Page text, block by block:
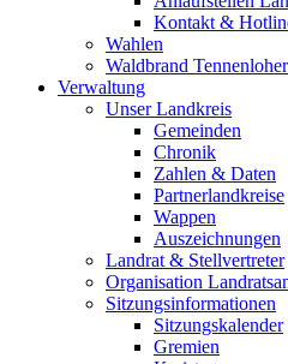
Kontakt &
Wahlen
Waldbrand
Verwaltung
Unser Landkreis
Gemeinden
Chronik
Zahlen & Daten
Partnerlandkreise
Wappen
Auszeichnungen
Landrat & Stellvertreter
Organisation
Sitzungsinformationen
Sitzungskalender
Gremien